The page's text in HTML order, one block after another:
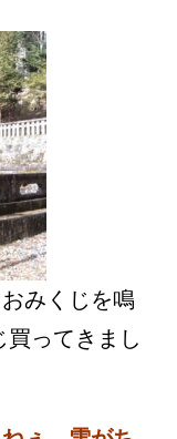
みくじを鳴
ってきまし